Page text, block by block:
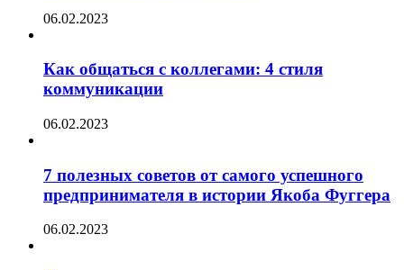
06.02.2023
Как общаться с коллегами: 4 стиля
коммуникации
06.02.2023
7 полезных советов от самого успешного
предпринимателя в истории Якоба Фуггера
06.02.2023